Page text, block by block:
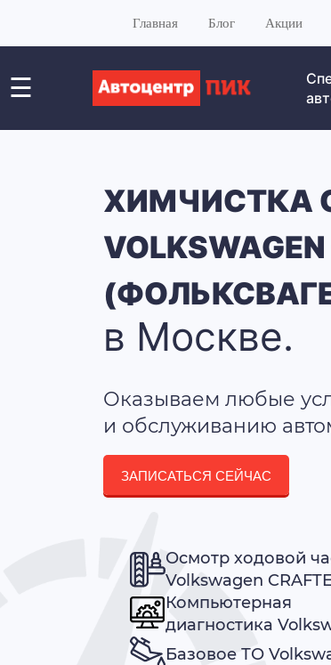
Главная Блог Акции
☰
ХИМЧИСТКА
в Москве.
Оказываем любые
и обслуживанию
ЗАПИСАТЬСЯ СЕЙЧАС
Осмотр ходовой
Volkswagen
Компьютерная
диагностика
Базовое ТО